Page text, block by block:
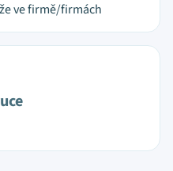
ve firmě/firmách